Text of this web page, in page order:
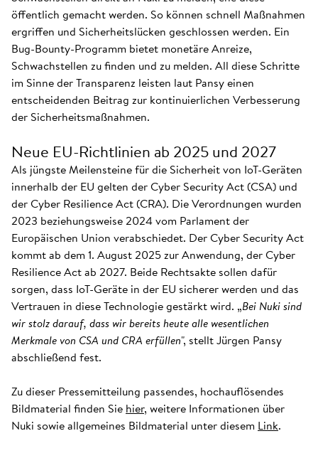
öffentlich gemacht werden. So können schnell Maßnahmen
ergriffen und Sicherheitslücken geschlossen werden. Ein
Bug-Bounty-Programm bietet monetäre Anreize,
Schwachstellen zu finden und zu melden. All diese Schritte
im Sinne der Transparenz leisten laut Pansy einen
entscheidenden Beitrag zur kontinuierlichen Verbesserung
der Sicherheitsmaßnahmen.
Neue EU-Richtlinien ab 2025 und 2027
Als jüngste Meilensteine für die Sicherheit von IoT-Geräten
innerhalb der EU gelten der Cyber Security Act (CSA) und
der Cyber Resilience Act (CRA). Die Verordnungen wurden
2023 beziehungsweise 2024 vom Parlament der
Europäischen Union verabschiedet. Der Cyber Security Act
kommt ab dem 1. August 2025 zur Anwendung, der Cyber
Resilience Act ab 2027. Beide Rechtsakte sollen dafür
sorgen, dass IoT-Geräte in der EU sicherer werden und das
Vertrauen in diese Technologie gestärkt wird. „Bei Nuki sind
wir stolz darauf, dass wir bereits heute alle wesentlichen
Merkmale von CSA und CRA erfüllen", stellt Jürgen Pansy
abschließend fest.
Zu dieser Pressemitteilung passendes, hochauflösendes
Bildmaterial finden Sie hier, weitere Informationen über
Nuki sowie allgemeines Bildmaterial unter diesem Link.